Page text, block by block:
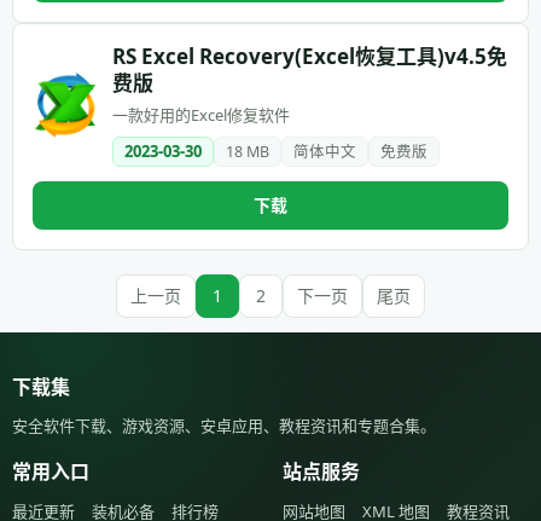
RS Excel Recovery(Excel恢复工具)v4.5免
费版
一款好用的Excel修复软件
2023-03-30
18 MB 简体中文 免费版
下载
上一页 1 2 下一页 尾页
下载集
安全软件下载、游戏资源、安卓应用、教程资讯和专题合集。
常用入口
最近更新 装机必备 排行榜
站点服务
网站地图 XML 地图 教程资讯